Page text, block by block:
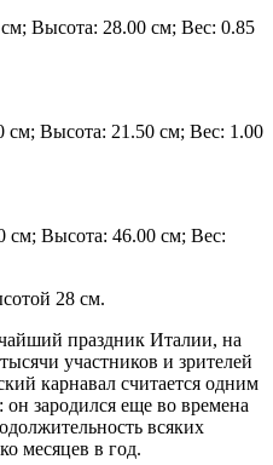
Высота: 28.00 см; Вес: 0.85
Высота: 21.50 см; Вес: 1.00
Высота: 46.00 см; Вес:
28 см.
праздник Италии, на
участников и зрителей
карнавал считается одним
зародился еще во времена
всяких
месяцев в год.